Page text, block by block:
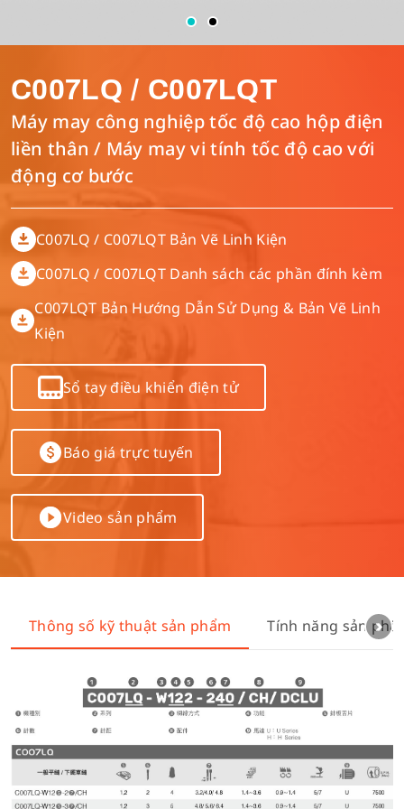
Máy Trần Đè
Máy May Móc Xích Nhiều Kim
Máy Bàn
Máy May Ráp 4 Kim 6 Chỉ
Khác
Bản Vẽ Linh Kiện
Hướng Dẫn Điều Khiển Điện Tử
Tải Xuống Catalogue
Tiếng Việt
Español
繁體中文
C007LQ / C007LQT
Máy may công nghiệp tốc độ cao hộp điện
liền thân / Máy may vi tính tốc độ cao với
động cơ bước
C007LQ / C007LQT Bản Vẽ Linh Kiện
C007LQ / C007LQT Danh sách các phần đính kèm
C007LQT Bản Hướng Dẫn Sử Dụng & Bản Vẽ Linh
Kiện
Sổ tay điều khiển điện tử
Báo giá trực tuyến
Video sản phẩm
Thông số kỹ thuật sản phẩm Tính năng sản